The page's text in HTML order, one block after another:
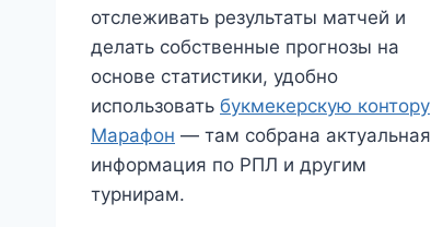
отслеживать результаты матчей и
делать собственные прогнозы на
основе статистики, удобно
использовать букмекерскую контору
Марафон — там собрана актуальная
информация по РПЛ и другим
турнирам.